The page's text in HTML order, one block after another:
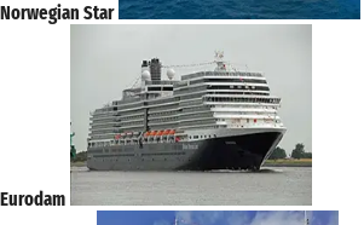
Norwegian Star
Eurodam